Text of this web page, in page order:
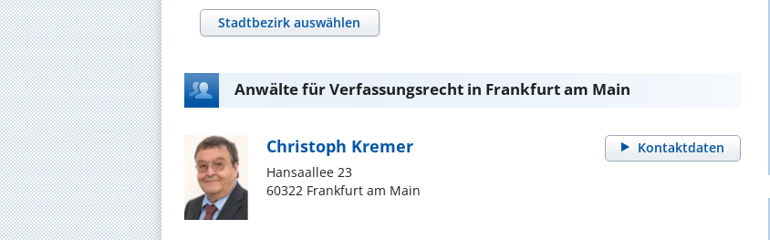
Stadtbezirk auswählen
Anwälte für Verfassungsrecht in Frankfurt am Main
Kontaktdaten
Christoph Kremer
Hansaallee 23
60322 Frankfurt am Main